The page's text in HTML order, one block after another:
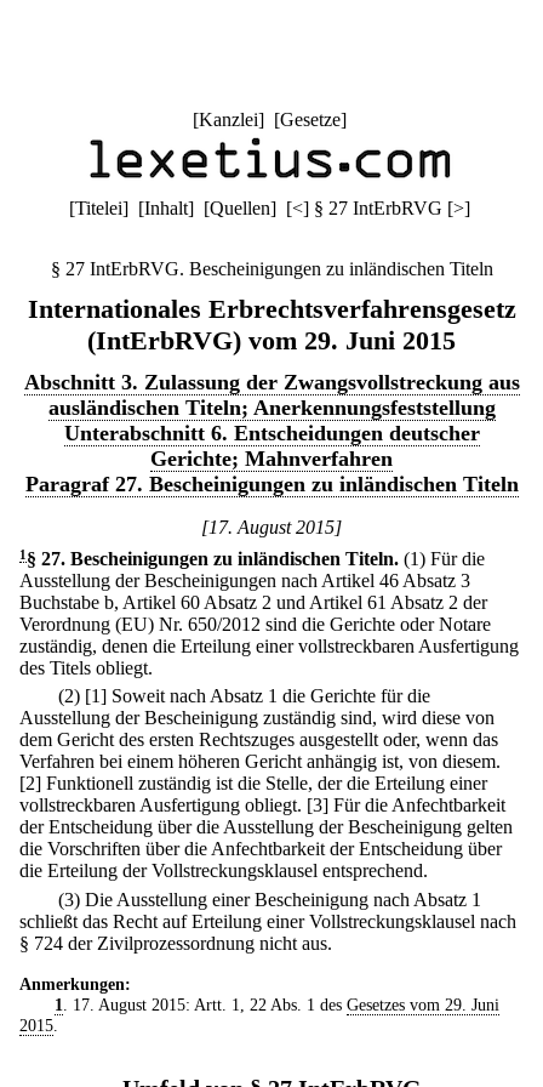
[Kanzlei] [Gesetze]
[Titelei] [Inhalt] [Quellen] [<] § 27 IntErbRVG [>]
§ 27 IntErbRVG. Bescheinigungen zu inländischen Titeln
Internationales Erbrechtsverfahrensgesetz
(IntErbRVG) vom 29. Juni 2015
Abschnitt 3. Zulassung der Zwangsvollstreckung aus
ausländischen Titeln; Anerkennungsfeststellung
Unterabschnitt 6. Entscheidungen deutscher
Gerichte; Mahnverfahren
Paragraf 27. Bescheinigungen zu inländischen Titeln
[17. August 2015]
1 § 27. Bescheinigungen zu inländischen Titeln. (1) Für die
Ausstellung der Bescheinigungen nach Artikel 46 Absatz 3
Buchstabe b, Artikel 60 Absatz 2 und Artikel 61 Absatz 2 der
Verordnung (EU) Nr. 650/2012 sind die Gerichte oder Notare
zuständig, denen die Erteilung einer vollstreckbaren Ausfertigung
des Titels obliegt.
(2) [1] Soweit nach Absatz 1 die Gerichte für die
Ausstellung der Bescheinigung zuständig sind, wird diese von
dem Gericht des ersten Rechtszuges ausgestellt oder, wenn das
Verfahren bei einem höheren Gericht anhängig ist, von diesem.
[2] Funktionell zuständig ist die Stelle, der die Erteilung einer
vollstreckbaren Ausfertigung obliegt. [3] Für die Anfechtbarkeit
der Entscheidung über die Ausstellung der Bescheinigung gelten
die Vorschriften über die Anfechtbarkeit der Entscheidung über
die Erteilung der Vollstreckungsklausel entsprechend.
(3) Die Ausstellung einer Bescheinigung nach Absatz 1
schließt das Recht auf Erteilung einer Vollstreckungsklausel nach
§ 724 der Zivilprozessordnung nicht aus.
Anmerkungen:
1
. 17. August 2015: Artt. 1, 22 Abs. 1 des Gesetzes vom 29. Juni
2015